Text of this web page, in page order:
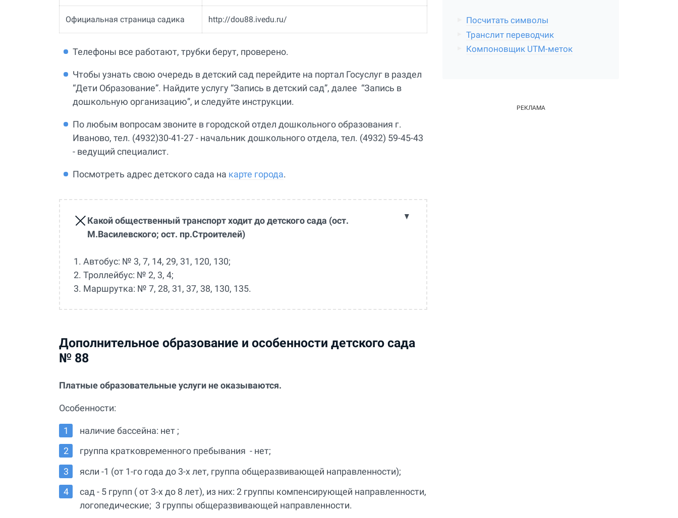
Официальная страница садика http://dou88.ivedu.ru/
Телефоны все работают, трубки берут, проверено.
Чтобы узнать свою очередь в детский сад перейдите на портал Госуслуг в раздел
“Дети Образование”. Найдите услугу “Запись в детский сад”, далее “Запись в
дошкольную организацию”, и следуйте инструкции.
По любым вопросам звоните в городской отдел дошкольного образования г.
Иваново, тел. (4932)30-41-27 - начальник дошкольного отдела, тел. (4932) 59-45-43
- ведущий специалист.
Посмотреть адрес детского сада на карте города.
Какой общественный транспорт ходит до детского сада (ост.
М.Василевского; ост. пр.Строителей)
1. Автобус: № 3, 7, 14, 29, 31, 120, 130;
2. Троллейбус: № 2, 3, 4;
3. Маршрутка: № 7, 28, 31, 37, 38, 130, 135.
Дополнительное образование и особенности детского сада
№ 88
Платные образовательные услуги не оказываются.
Особенности:
наличие бассейна: нет ;
группа кратковременного пребывания - нет;
ясли -1 (от 1-го года до 3-х лет, группа общеразвивающей направленности);
сад - 5 групп ( от 3-х до 8 лет), из них: 2 группы компенсирующей направленности,
логопедические; 3 группы общеразвивающей направленности.
Посчитать символы
Транслит переводчик
Компоновщик UTM-меток